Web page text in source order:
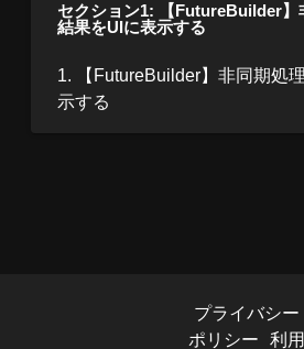
セクション1: 【FutureBuilder】
結果をUIに表示する
1. 【FutureBuilder】非同期処
示する
プライバシー
ポリシー
利用